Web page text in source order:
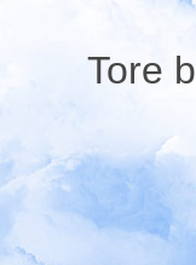
Tore